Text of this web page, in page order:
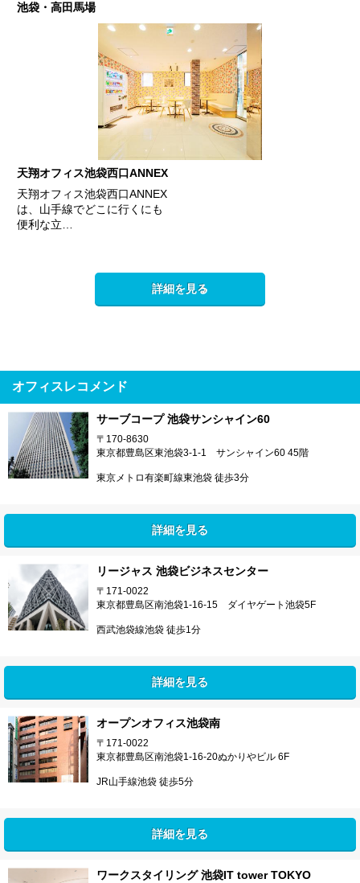
池袋・高田馬場
天翔オフィス池袋西口ANNEX
天翔オフィス池袋西口ANNEX
は、山手線でどこに行くにも
便利な立…
詳細を見る
オフィスレコメンド
サーブコープ 池袋サンシャイン60
〒170-8630
東京都豊島区東池袋3-1-1 サンシャイン60 45階
東京メトロ有楽町線東池袋 徒歩3分
詳細を見る
リージャス 池袋ビジネスセンター
〒171-0022
東京都豊島区南池袋1-16-15 ダイヤゲート池袋5F
西武池袋線池袋 徒歩1分
詳細を見る
オープンオフィス池袋南
〒171-0022
東京都豊島区南池袋1-16-20ぬかりやビル 6F
JR山手線池袋 徒歩5分
詳細を見る
ワークスタイリング 池袋IT tower TOKYO